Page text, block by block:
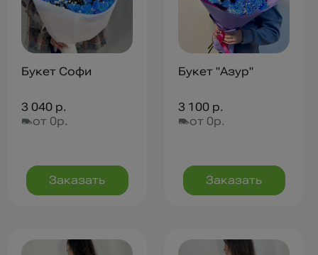
Букет Софи
3 040 р.
от 0р.
Заказать
Букет "Азур"
3 100 р.
от 0р.
Заказать